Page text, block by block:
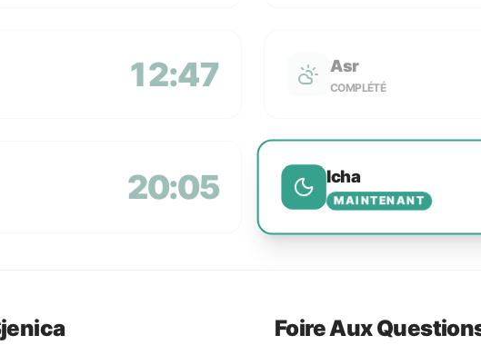
12:47 Asr
COMPLÉTÉ
20:05 Icha
MAINTENANT
Foire Aux